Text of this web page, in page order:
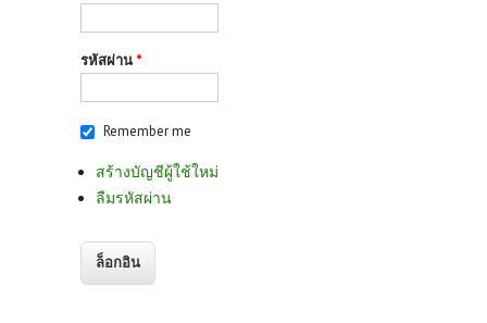
รหัสผ่าน *
Remember me
สร้างบัญชีผู้ใช้ใหม่
ลืมรหัสผ่าน